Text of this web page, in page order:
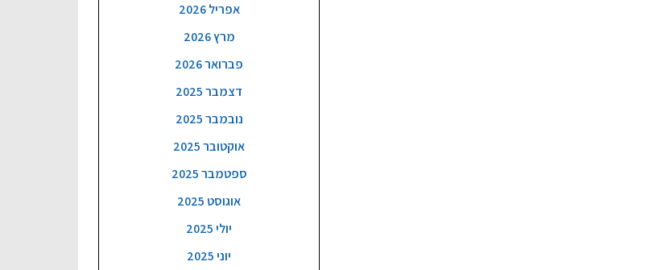
אפריל 2026
מרץ 2026
פברואר 2026
דצמבר 2025
נובמבר 2025
אוקטובר 2025
ספטמבר 2025
אוגוסט 2025
יולי 2025
יוני 2025